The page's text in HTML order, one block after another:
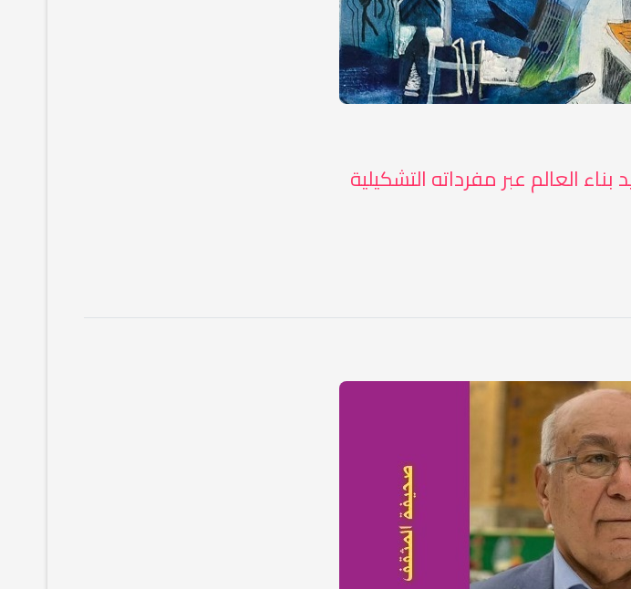
العالم عبر مفرداته التشكيلية